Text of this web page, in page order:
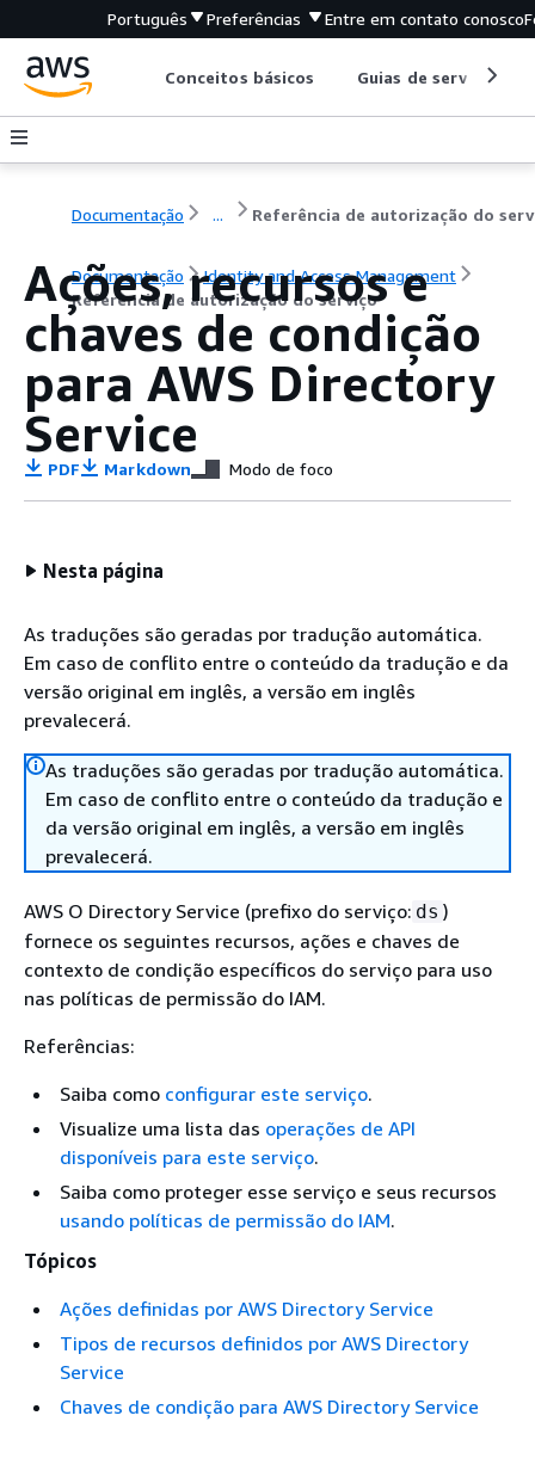
Português Preferências Entre em contato conosco
Conceitos básicos Guias de serviço
Documentação ... Referência de autorização do
Documentação
Identity and Access Management
Referência de autorização do serviço
Ações, recursos e
chaves de condição
para AWS Directory
Service
PDF Markdown Modo de foco
Nesta página
As traduções são geradas por tradução automática.
Em caso de conflito entre o conteúdo da tradução e da
versão original em inglês, a versão em inglês
prevalecerá.
As traduções são geradas por tradução automática.
Em caso de conflito entre o conteúdo da tradução e
da versão original em inglês, a versão em inglês
prevalecerá.
AWS O Directory Service (prefixo do serviço: ds )
fornece os seguintes recursos, ações e chaves de
contexto de condição específicos do serviço para uso
nas políticas de permissão do IAM.
Referências:
Saiba como configurar este serviço.
Visualize uma lista das operações de API
disponíveis para este serviço.
Saiba como proteger esse serviço e seus recursos
usando políticas de permissão do IAM.
Tópicos
Ações definidas por AWS Directory Service
Tipos de recursos definidos por AWS Directory
Service
Chaves de condição para AWS Directory Service